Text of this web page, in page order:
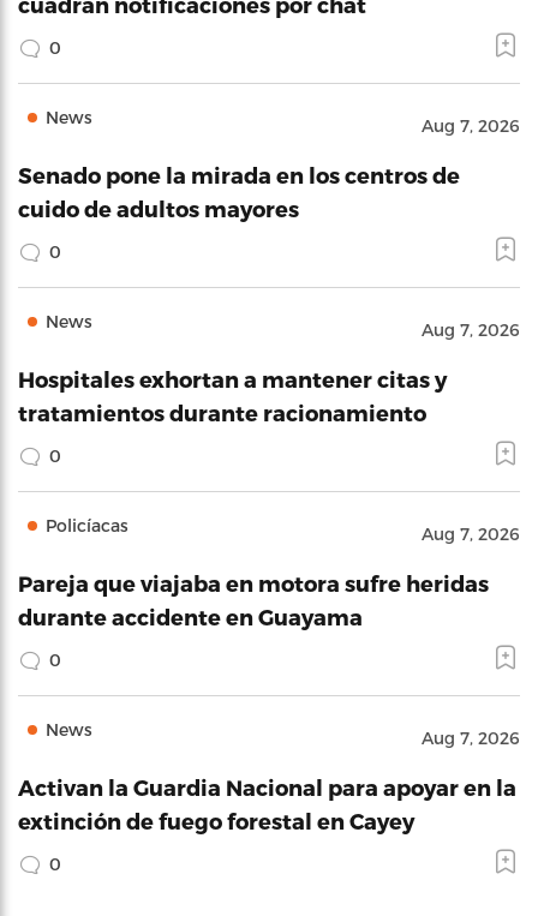
0
News Aug 7, 2026
Senado pone la mirada en los centros de
cuido de adultos mayores
0
News Aug 7, 2026
Hospitales exhortan a mantener citas y
tratamientos durante racionamiento
0
Policíacas Aug 7, 2026
Pareja que viajaba en motora sufre heridas
durante accidente en Guayama
0
News Aug 7, 2026
Activan la Guardia Nacional para apoyar en la
extinción de fuego forestal en Cayey
0